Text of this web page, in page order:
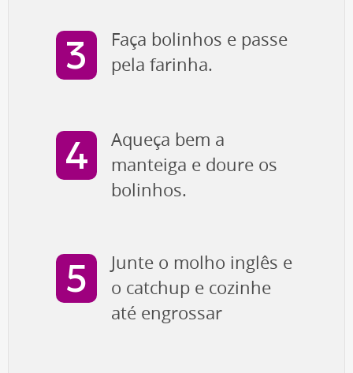
Faça bolinhos e passe
pela farinha.
Aqueça bem a
manteiga e doure os
bolinhos.
Junte o molho inglês e
o catchup e cozinhe
até engrossar